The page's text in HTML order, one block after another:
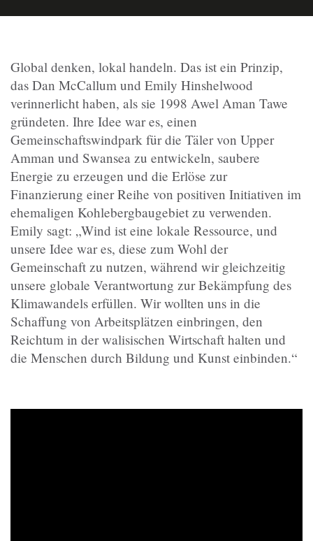
Global denken, lokal handeln. Das ist ein Prinzip,
das Dan McCallum und Emily Hinshelwood
verinnerlicht haben, als sie 1998 Awel Aman Tawe
gründeten. Ihre Idee war es, einen
Gemeinschaftswindpark für die Täler von Upper
Amman und Swansea zu entwickeln, saubere
Energie zu erzeugen und die Erlöse zur
Finanzierung einer Reihe von positiven Initiativen im
ehemaligen Kohlebergbaugebiet zu verwenden.
Emily sagt: „Wind ist eine lokale Ressource, und
unsere Idee war es, diese zum Wohl der
Gemeinschaft zu nutzen, während wir gleichzeitig
unsere globale Verantwortung zur Bekämpfung des
Klimawandels erfüllen. Wir wollten uns in die
Schaffung von Arbeitsplätzen einbringen, den
Reichtum in der walisischen Wirtschaft halten und
die Menschen durch Bildung und Kunst einbinden.“